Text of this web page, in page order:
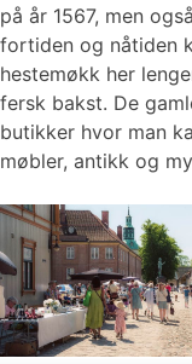
på år 1567, men
fortiden og nåtiden
hestemøkk her
fersk bakst. De
butikker hvor man
møbler, antikk og